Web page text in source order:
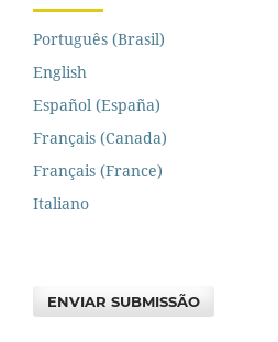
Português (Brasil)
English
Español (España)
Français (Canada)
Français (France)
Italiano
ENVIAR SUBMISSÃO